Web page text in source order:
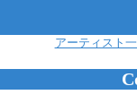
アーティスト